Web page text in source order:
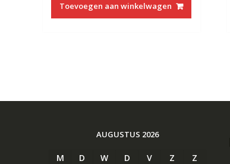
€100.00.€53.63.
Toevoegen aan winkelwagen
AUGUSTUS 2026
M D W D V Z
Z